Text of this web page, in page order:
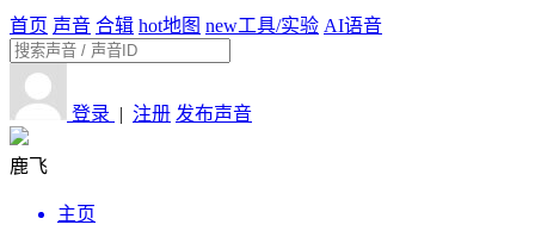
首页 声音 合辑 hot地图 new工具/实验 AI语音
登录 | 注册 发布声音
鹿飞
主页